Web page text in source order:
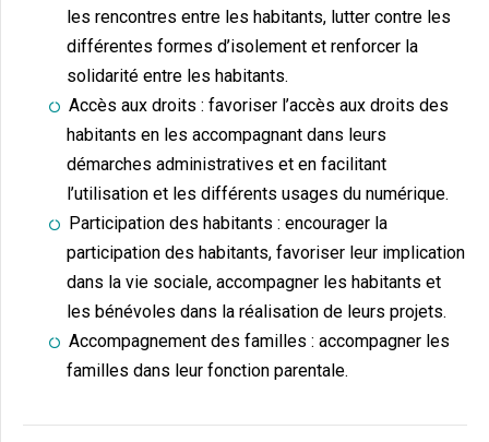
les rencontres entre les habitants, lutter contre les
différentes formes d’isolement et renforcer la
solidarité entre les habitants.
Accès aux droits : favoriser l’accès aux droits des
habitants en les accompagnant dans leurs
démarches administratives et en facilitant
l’utilisation et les différents usages du numérique.
Participation des habitants : encourager la
participation des habitants, favoriser leur implication
dans la vie sociale, accompagner les habitants et
les bénévoles dans la réalisation de leurs projets.
Accompagnement des familles : accompagner les
familles dans leur fonction parentale.